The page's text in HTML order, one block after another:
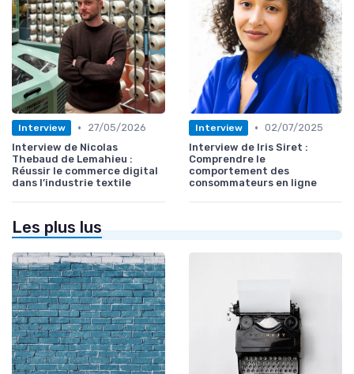
Interview •
27/05/2026
Interview de Nicolas
Thebaud de Lemahieu :
Réussir le commerce digital
dans l’industrie textile
Interview • 02/07/2025
Interview de Iris Siret :
Comprendre le
comportement des
consommateurs en ligne
Les plus lus